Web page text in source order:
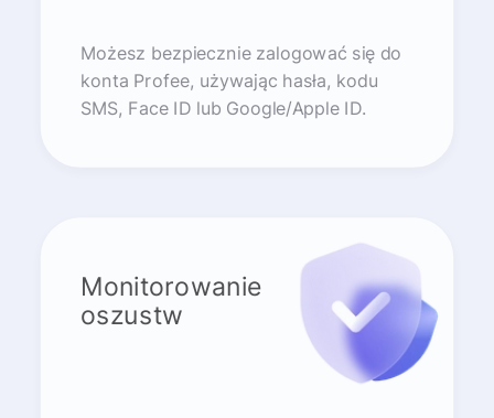
Możesz bezpiecznie zalogować się do
konta Profee, używając hasła, kodu
SMS, Face ID lub Google/Apple ID.
Monitorowanie
oszustw